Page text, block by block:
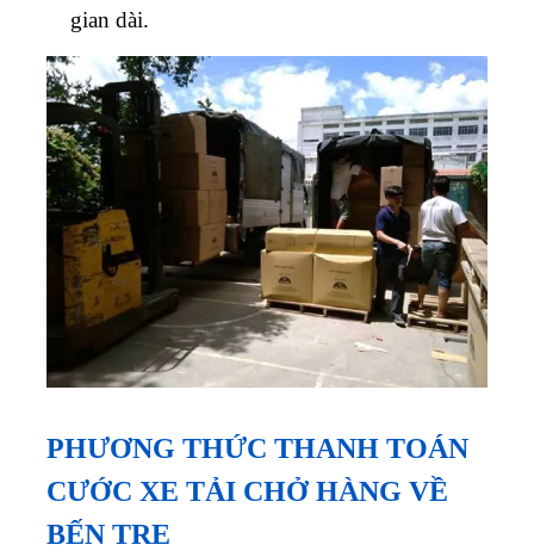
gian dài.
PHƯƠNG THỨC THANH TOÁN
CƯỚC XE TẢI CHỞ HÀNG VỀ
BẾN TRE